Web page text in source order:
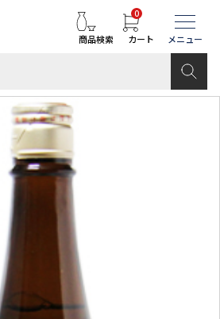
商品検索 カート
0